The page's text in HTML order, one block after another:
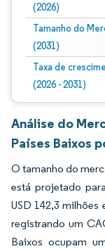
(2026)
Tamanho do
(2031)
Taxa de
(2026 - 2031)
Análise do
Países Baixos
O tamanho do
está projetado
USD 142,3 milhões
registrando um
Baixos ocupam